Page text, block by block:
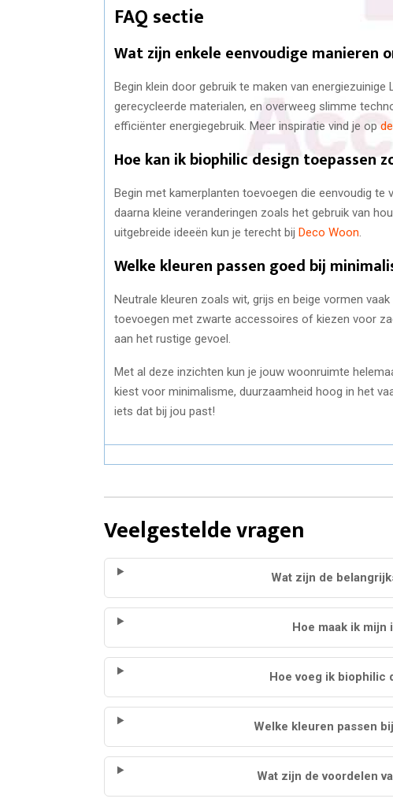
FAQ sectie
Wat zijn enkele eenvoudige manieren
Begin klein door gebruik te maken van
gerecycleerde materialen, en overweeg slimme
efficiënter energiegebruik. Meer inspiratie vind je op
Hoe kan ik biophilic design toepassen
Begin met kamerplanten toevoegen die eenvoudig
daarna kleine veranderingen zoals het gebruik van
uitgebreide ideeën kun je terecht bij Deco Woon
Welke kleuren passen goed bij
Neutrale kleuren zoals wit, grijs en beige vormen
toevoegen met zwarte accessoires of kiezen voor
aan het rustige gevoel.
Met al deze inzichten kun je jouw woonruimte
kiest voor minimalisme, duurzaamheid hoog in het
iets dat bij jou past!
Veelgestelde vragen
Wat zijn de
Hoe maak ik
Hoe voeg ik biophilic
Welke kleuren passen
Wat zijn de voordelen